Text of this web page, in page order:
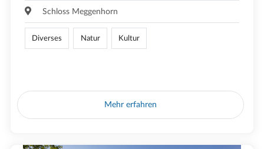
Schloss Meggenhorn
Diverses Natur Kultur
Mehr erfahren